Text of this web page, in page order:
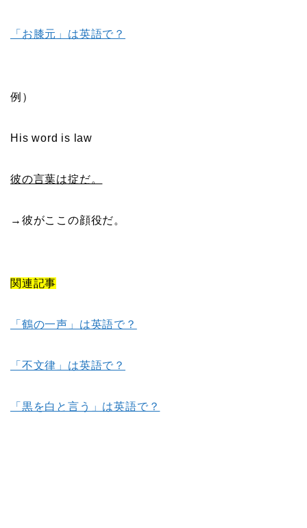
「お膝元」は英語で？
例）
His word is law
彼の言葉は掟だ。
→彼がここの顔役だ。
関連記事
「鶴の一声」は英語で？
「不文律」は英語で？
「黒を白と言う」は英語で？